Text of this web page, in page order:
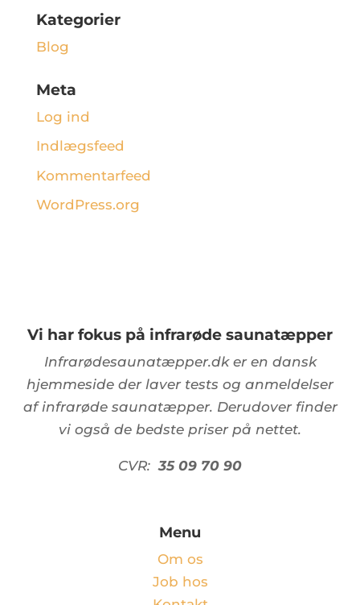
Kategorier
Blog
Meta
Log ind
Indlægsfeed
Kommentarfeed
WordPress.org
Vi har fokus på infrarøde saunatæpper
Infrarødesaunatæpper.dk er en dansk
hjemmeside der laver tests og anmeldelser
af infrarøde saunatæpper. Derudover finder
vi også de bedste priser på nettet.
CVR: 35 09 70 90
Menu
Om os
Job hos